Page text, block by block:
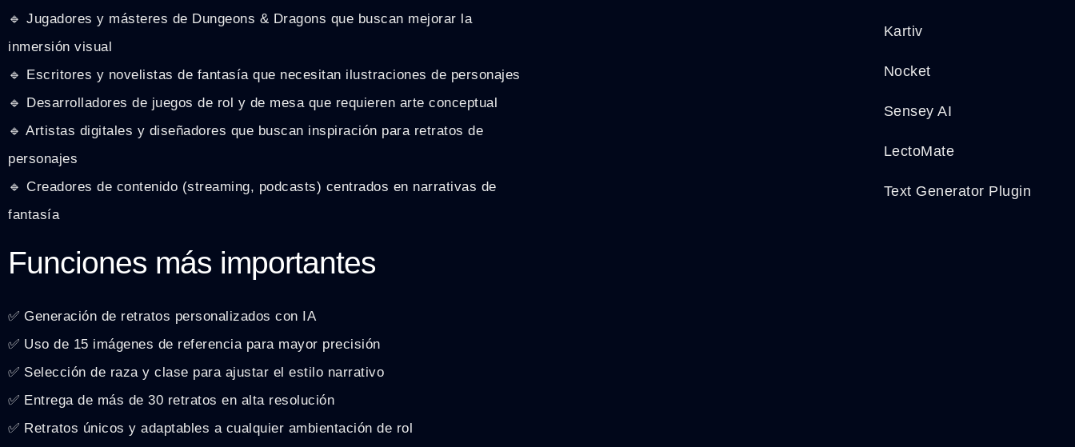
🔹 Jugadores y másteres de Dungeons & Dragons que buscan mejorar la
inmersión visual
🔹 Escritores y novelistas de fantasía que necesitan ilustraciones de personajes
🔹 Desarrolladores de juegos de rol y de mesa que requieren arte conceptual
🔹 Artistas digitales y diseñadores que buscan inspiración para retratos de
personajes
🔹 Creadores de contenido (streaming, podcasts) centrados en narrativas de
fantasía
Funciones más importantes
✅ Generación de retratos personalizados con IA
✅ Uso de 15 imágenes de referencia para mayor precisión
✅ Selección de raza y clase para ajustar el estilo narrativo
✅ Entrega de más de 30 retratos en alta resolución
✅ Retratos únicos y adaptables a cualquier ambientación de rol
Kartiv
Nocket
Sensey AI
LectoMate
Text Generator Plugin